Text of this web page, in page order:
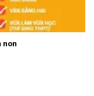
non